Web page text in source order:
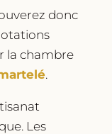
donc
la chambre
.
Les